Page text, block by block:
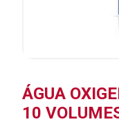
ÁGUA
10